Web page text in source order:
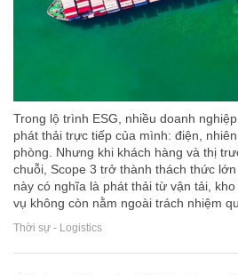
Trong lộ trình ESG, nhiều doanh
phát thải trực tiếp của mình: điện,
phòng. Nhưng khi khách hàng và thị
chuỗi, Scope 3 trở thành thách thức
này có nghĩa là phát thải từ vận tải,
vụ không còn nằm ngoài trách nhiệm
Thời sự - Logistics